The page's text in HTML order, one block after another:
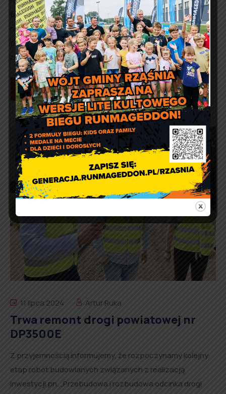
bitumicznych całą szerokością jezdni. Właścicieli
nieruchomości prosimy o wyprowadzenie pojazdów i
pozostawienie ich na ulicach przyległych. Prosimy nie
zostawiać pojazdów […]
Czytaj więcej
11 lipca 2024 Artur Ruka
Trwa remont drogi powiatowej nr
DP3500E
Z przyjemnością informujemy, że rozpoczynamy kolejny
etap robót budowlanych związanych z realizacją
inwestycji pn. „Przebudowa i rozbudowa odcinka drogi